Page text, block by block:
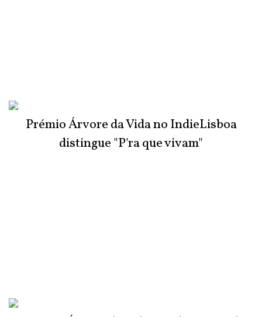
Prémio Árvore da Vida no IndieLisboa
distingue "P'ra que vivam"